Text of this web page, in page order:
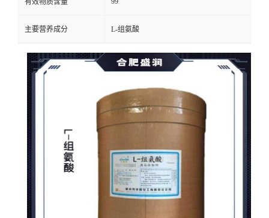
有效物质含量
主要营养成分 L-组氨酸